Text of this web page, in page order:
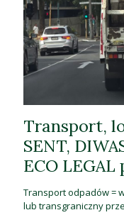
Transport,
SENT,
ECO LEGAL
Transport odpadów =
lub transgraniczny